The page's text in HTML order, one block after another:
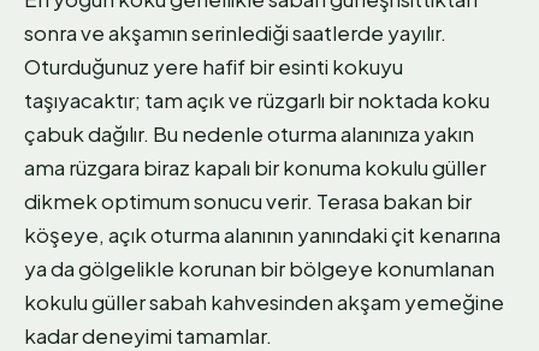
sonra ve akşamın serinlediği saatlerde yayılır.
Oturduğunuz yere hafif bir esinti kokuyu
taşıyacaktır; tam açık ve rüzgarlı bir noktada koku
çabuk dağılır. Bu nedenle oturma alanınıza yakın
ama rüzgara biraz kapalı bir konuma kokulu güller
dikmek optimum sonucu verir. Terasa bakan bir
köşeye, açık oturma alanının yanındaki çit kenarına
ya da gölgelikle korunan bir bölgeye konumlanan
kokulu güller sabah kahvesinden akşam yemeğine
kadar deneyimi tamamlar.